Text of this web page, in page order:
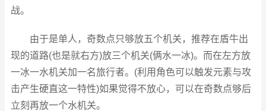
战。
由于是单人，奇数点只够放五个机关，推荐在盾牛出
现的道路(也是就右方)放三个机关(俩水一冰)。而在左方放
一冰一水机关加一名旅行者。(利用角色可以触发元素与攻
击产生硬直这一特性)如果觉得不放心，可以在奇数点够后
立刻再放一个水机关。